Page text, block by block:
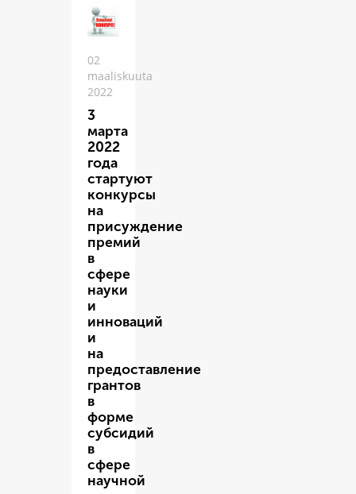
02
maaliskuuta
2022
3
марта
2022
года
стартуют
конкурсы
на
присуждение
премий
в
сфере
науки
и
инноваций
и
на
предоставление
грантов
в
форме
субсидий
в
сфере
научной